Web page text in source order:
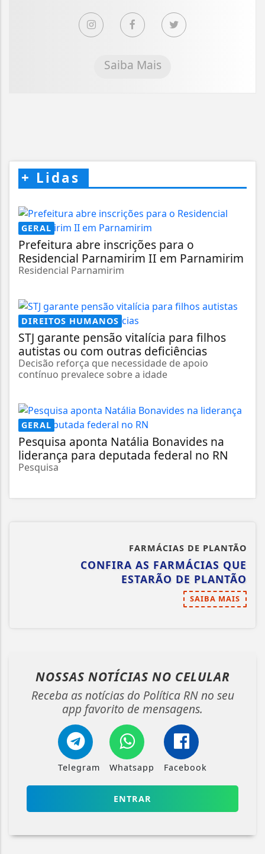
Saiba Mais
+ Lidas
GERAL
Prefeitura abre inscrições para o
Residencial Parnamirim II em Parnamirim
Residencial Parnamirim
DIREITOS HUMANOS
STJ garante pensão vitalícia para filhos
autistas ou com outras deficiências
Decisão reforça que necessidade de apoio
contínuo prevalece sobre a idade
GERAL
Pesquisa aponta Natália Bonavides na
liderança para deputada federal no RN
Pesquisa
FARMÁCIAS DE PLANTÃO
CONFIRA AS FARMÁCIAS QUE
ESTARÃO DE PLANTÃO
SAIBA MAIS
NOSSAS NOTÍCIAS NO CELULAR
Receba as notícias do Política RN no seu
app favorito de mensagens.
Telegram Whatsapp Facebook
ENTRAR